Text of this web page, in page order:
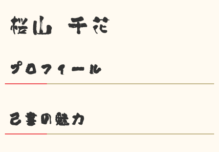
桜山 千花
プロフィール
己書の魅力